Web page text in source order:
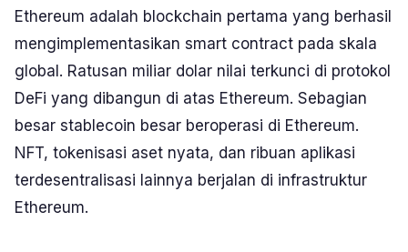
Ethereum adalah blockchain pertama yang berhasil
mengimplementasikan smart contract pada skala
global. Ratusan miliar dolar nilai terkunci di protokol
DeFi yang dibangun di atas Ethereum. Sebagian
besar stablecoin besar beroperasi di Ethereum.
NFT, tokenisasi aset nyata, dan ribuan aplikasi
terdesentralisasi lainnya berjalan di infrastruktur
Ethereum.